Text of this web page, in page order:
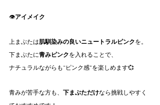
👁アイメイク
上まぶたは肌馴染みの良いニュートラルピンクを。
下まぶたに青みピンクを入れることで、
ナチュラルながらも“ピンク感”を楽しめます💞
青みが苦手な方も、 下まぶただけなら挑戦しやすく